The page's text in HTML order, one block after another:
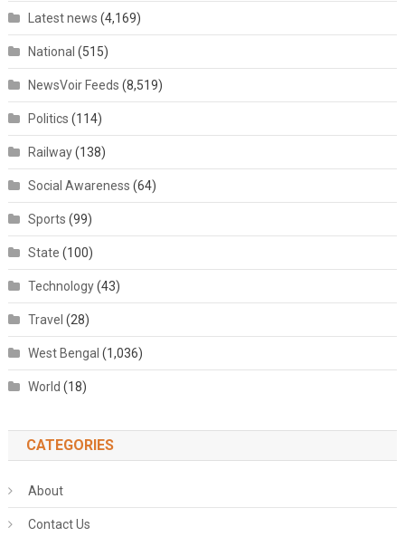
Latest news (4,169)
National (515)
NewsVoir Feeds (8,519)
Politics (114)
Railway(138)
Social Awareness (64)
Sports (99)
State (100)
Technology(43)
Travel (28)
West Bengal (1,036)
World (18)
CATEGORIES
About
Contact Us